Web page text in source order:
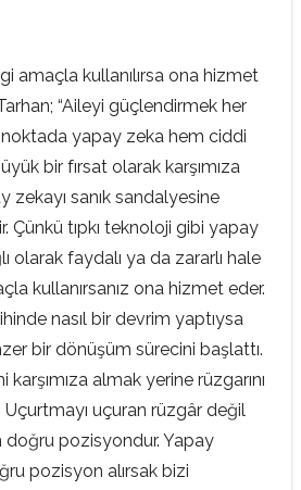
amaçla kullanılırsa ona hizmet
“Aileyi güçlendirmek her
yapay zeka hem ciddi
bir fırsat olarak karşımıza
zekayı sanık sandalyesine
Çünkü tıpkı teknoloji gibi yapay
olarak faydalı ya da zararlı hale
kullanırsanız ona hizmet eder.
nasıl bir devrim yaptıysa
bir dönüşüm sürecini başlattı.
almak yerine rüzgarını
Uçurtmayı uçuran rüzgâr değil
doğru pozisyondur. Yapay
pozisyon alırsak bizi